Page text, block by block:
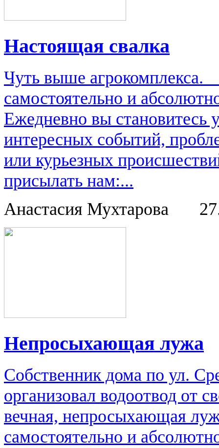
Настоящая свалка
Чуть выше
самостоятельно и
Ежедневно вы становитесь
интересных событий,
или курьезных
присылать нам:...
Анастасия Мухтарова
Непросыхающая лужа
Собственник дома по ул.
организовал водоотвод от
вечная, непросыхающая
самостоятельно и